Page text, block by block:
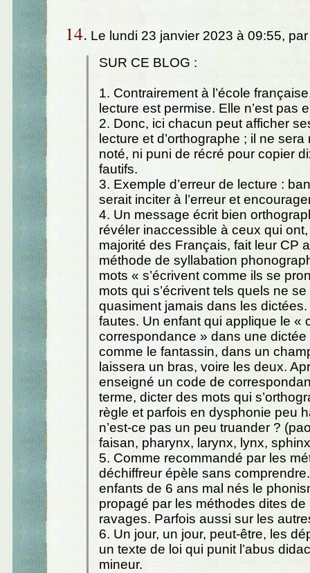
14. Le lundi 23 janvier 2023 à 09:55,
SUR CE BLOG :
1. Contrairement à l’école
lecture est permise. Elle n’est pas
2. Donc, ici chacun peut afficher
lecture et d’orthographe ; il ne
noté, ni puni de récré pour copier
fautifs.
3. Exemple d’erreur de lecture :
serait inciter à l’erreur et
4. Un message écrit bien
révéler inaccessible à ceux qui
majorité des Français, fait leur CP
méthode de syllabation
mots « s’écrivent comme ils se
mots qui s’écrivent tels quels ne
quasiment jamais dans les dictées.
fautes. Un enfant qui applique le «
correspondance » dans une dictée
comme le fantassin, dans un
laissera un bras, voire les deux.
enseigné un code de
terme, dicter des mots qui
règle et parfois en dysphonie peu
n’est-ce pas un peu truander ?
faisan, pharynx, larynx, lynx,
5. Comme recommandé par les
déchiffreur épèle sans
enfants de 6 ans mal nés le
propagé par les méthodes dites de
ravages. Parfois aussi sur les
6. Un jour, un jour, peut-être, les
un texte de loi qui punit l’abus
mineur.